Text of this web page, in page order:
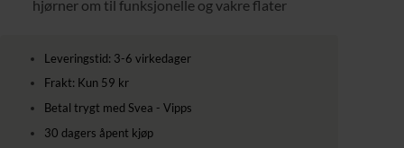
hjørner om til funksjonelle og vakre flater
Leveringstid: 3-6 virkedager
Frakt: Kun 59 kr
Betal trygt med Svea - Vipps
30 dagers åpent kjøp